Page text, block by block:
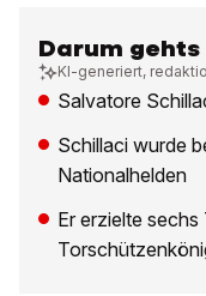
Darum gehts
KI-generiert,
Salvatore
Schillaci wurde
Nationalhelden
Er erzielte